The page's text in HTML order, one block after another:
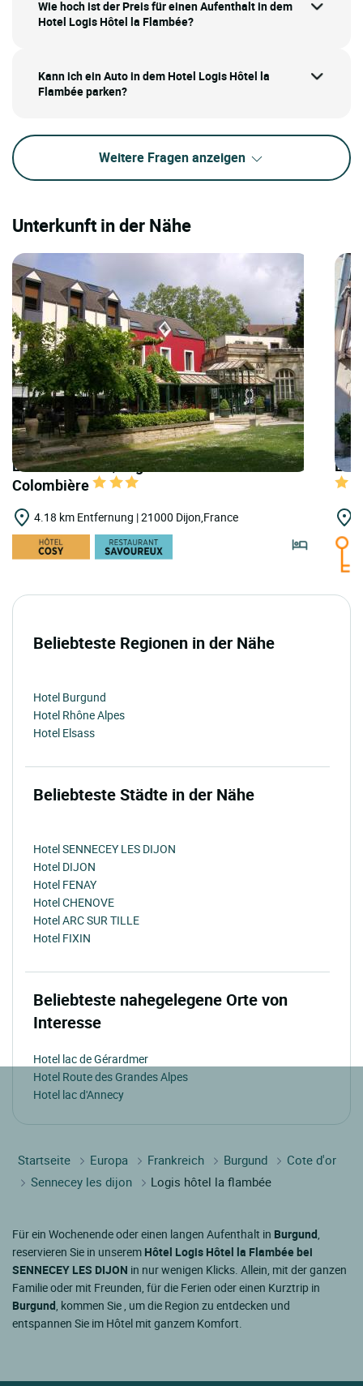
Wie hoch ist der Preis für einen Aufenthalt in dem
Hotel Logis Hôtel la Flambée?
Kann ich ein Auto in dem Hotel Logis Hôtel la
Flambée parken?
Weitere Fragen anzeigen
Unterkunft in der Nähe
LOGIS HOTELS | Logis Hôtel du Parc de la
Colombière
4.18 km Entfernung | 21000 Dijon,France
Beliebteste Regionen in der Nähe
Hotel Burgund
Hotel Rhône Alpes
Hotel Elsass
Beliebteste Städte in der Nähe
Hotel SENNECEY LES DIJON
Hotel DIJON
Hotel FENAY
Hotel CHENOVE
Hotel ARC SUR TILLE
Hotel FIXIN
Beliebteste nahegelegene Orte von
Interesse
Hotel lac de Gérardmer
Hotel Route des Grandes Alpes
Hotel lac d'Annecy
Startseite Europa Frankreich Burgund
Cote d'or
Sennecey les dijon
Logis hôtel la flambée
Für ein Wochenende oder einen langen Aufenthalt in Burgund,
reservieren Sie in unserem Hôtel Logis Hôtel la Flambée bei
SENNECEY LES DIJON in nur wenigen Klicks. Allein, mit der ganzen
Familie oder mit Freunden, für die Ferien oder einen Kurztrip in
Burgund, kommen Sie , um die Region zu entdecken und
entspannen Sie im Hôtel mit ganzem Komfort.